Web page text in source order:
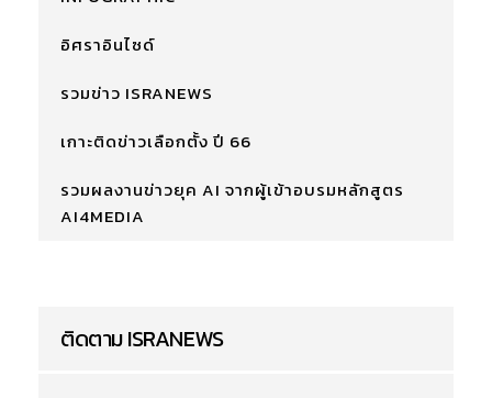
อิศราอินไซด์
รวมข่าว ISRANEWS
เกาะติดข่าวเลือกตั้ง ปี 66
รวมผลงานข่าวยุค AI จากผู้เข้าอบรมหลักสูตร
AI4MEDIA
ติดตาม ISRANEWS